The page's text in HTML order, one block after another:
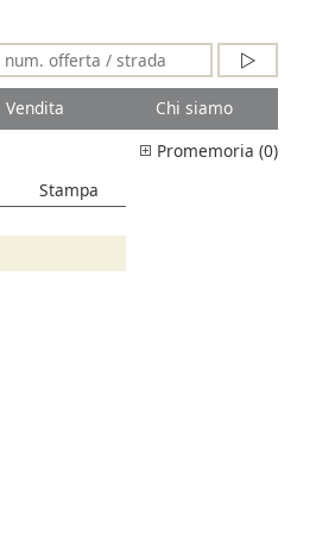
Vendita
Chi siamo
Promemoria (0)
Stampa